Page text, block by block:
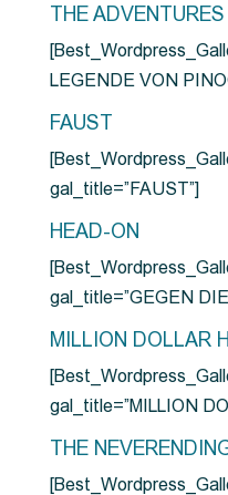
THE
LEGENDE VON
FAUST
gal_title=”FAUST”]
HEAD-ON
gal_title=”GEGEN
MILLION DOLLAR
gal_title=”MILLION
THE